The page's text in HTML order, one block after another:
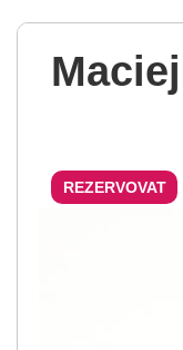
REZERVOVAT